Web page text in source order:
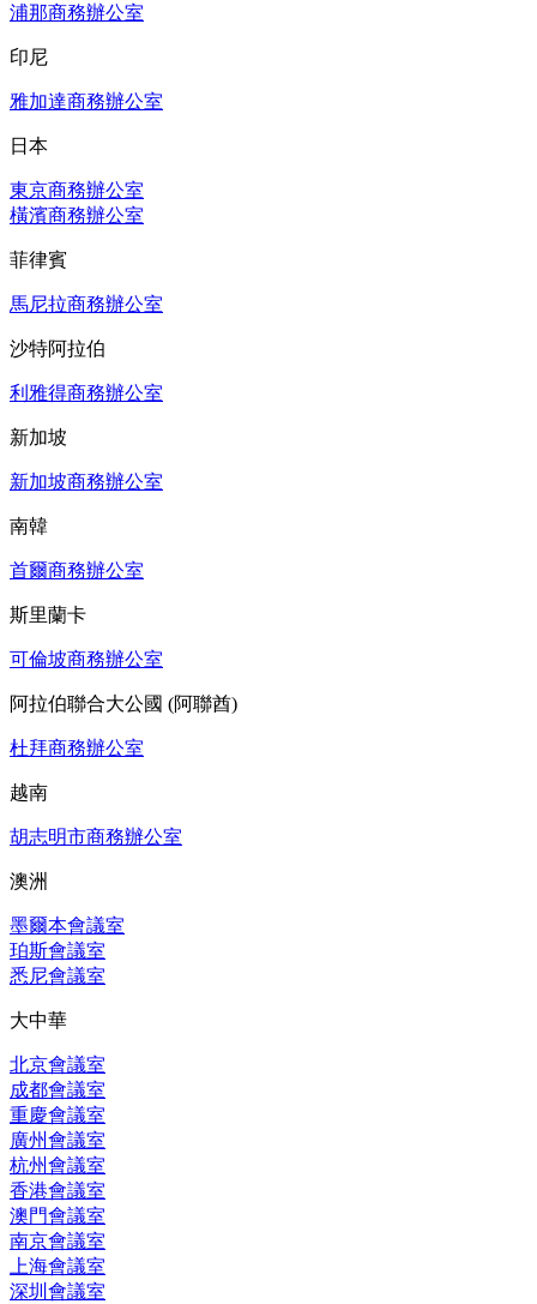
浦那商務辦公室
印尼
雅加達商務辦公室
日本
東京商務辦公室
橫濱商務辦公室
菲律賓
馬尼拉商務辦公室
沙特阿拉伯
利雅得商務辦公室
新加坡
新加坡商務辦公室
南韓
首爾商務辦公室
斯里蘭卡
可倫坡商務辦公室
阿拉伯聯合大公國 (阿聯酋)
杜拜商務辦公室
越南
胡志明市商務辦公室
澳洲
墨爾本會議室
珀斯會議室
悉尼會議室
大中華
北京會議室
成都會議室
重慶會議室
廣州會議室
杭州會議室
香港會議室
澳門會議室
南京會議室
上海會議室
深圳會議室